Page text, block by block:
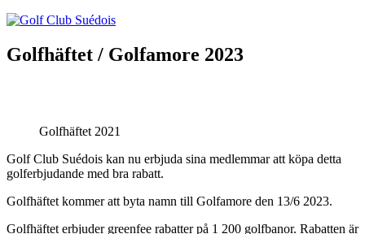
Golfhäftet / Golfamore 2023
Golfhäftet 2021
Golf Club Suédois kan nu erbjuda sina medlemmar att köpa detta
golferbjudande med bra rabatt.
Golfhäftet kommer att byta namn till Golfamore den 13/6 2023.
Golfhäftet erbjuder greenfee rabatter på 1 200 golfbanor. Rabatten är